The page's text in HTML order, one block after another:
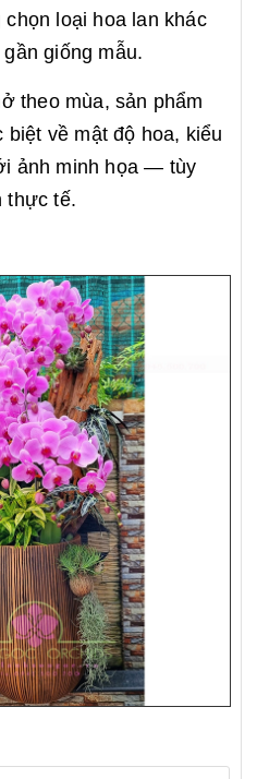
loại hoa lan khác
giống mẫu.
theo mùa, sản phẩm
biệt về mật độ hoa, kiểu
ảnh minh họa — tùy
thực tế.